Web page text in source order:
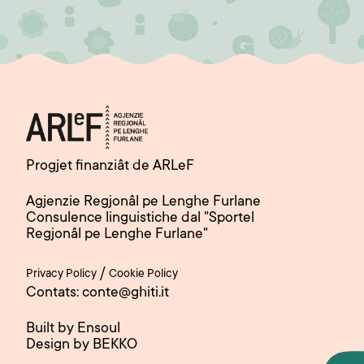
Progjet finanziât de ARLeF
Agjenzie Regjonâl pe Lenghe Furlane
Consulence linguistiche dal "Sportel
Regjonâl pe Lenghe Furlane"
Privacy Policy / Cookie Policy
Contats: conte@ghiti.it
Built by Ensoul
Design by BEKKO